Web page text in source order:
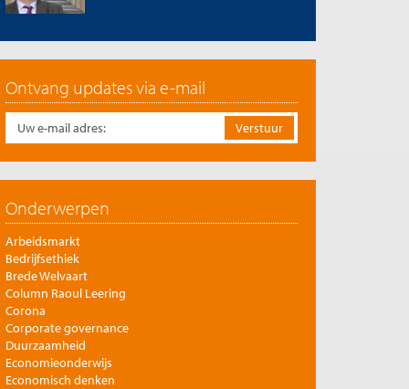
Ontvang updates via e-mail
Onderwerpen
Arbeidsmarkt
Bedrijfsethiek
Brede Welvaart
Column Raoul Leering
Corona
Corporate governance
Duurzaamheid
Economieonderwijs
Economisch denken